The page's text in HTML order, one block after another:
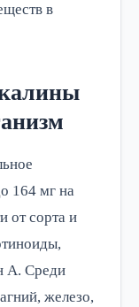
в
164 мг на
от сорта и
A. Среди
железо,